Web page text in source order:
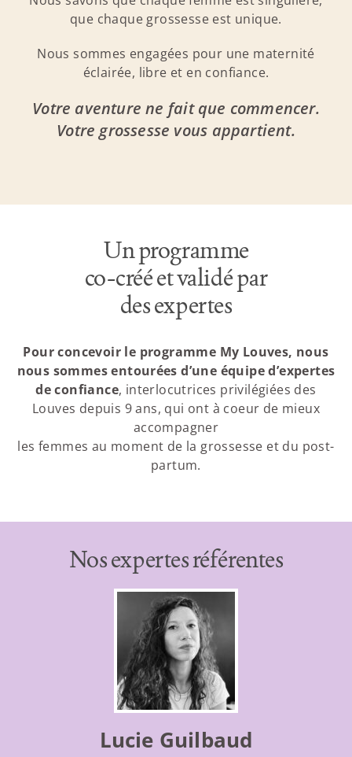
que chaque grossesse est unique.
Nous sommes engagées pour une maternité
éclairée, libre et en confiance.
Votre aventure ne fait que commencer.
Votre grossesse vous appartient.
Un programme
co-créé et validé par
des expertes
Pour concevoir le programme My Louves, nous
nous sommes entourées d’une équipe d’expertes
de confiance, interlocutrices privilégiées des
Louves depuis 9 ans, qui ont à coeur de mieux
accompagner
les femmes au moment de la grossesse et du post-
partum.
Nos expertes référentes
Lucie Guilbaud